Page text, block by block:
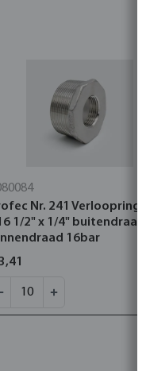
Nr. 241 Verloopring
1/2" x 1/4" buitendraad
16bar